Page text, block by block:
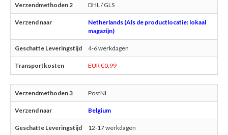
DHL / GLS
Netherlands (Als de productlocatie: lokaal
magazijn)
4-6 werkdagen
EUR €0.99
PostNL
Belgium
12-17 werkdagen